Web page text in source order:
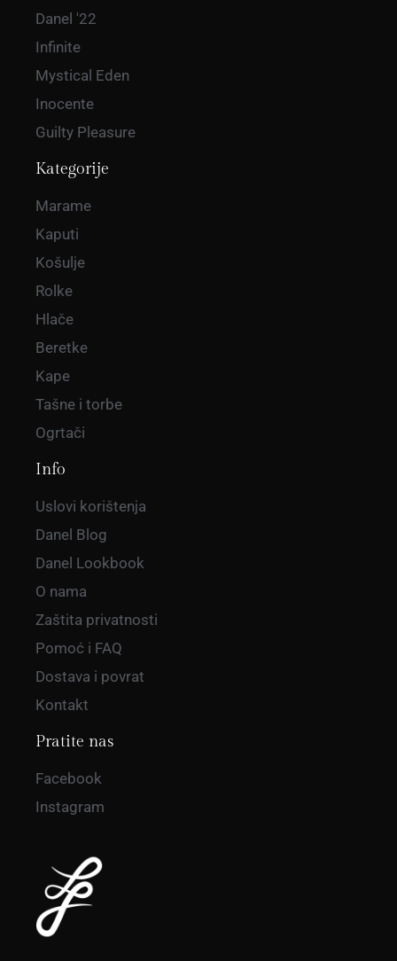
Danel '22
Infinite
Mystical Eden
Inocente
Guilty Pleasure
Kategorije
Marame
Kaputi
Košulje
Rolke
Hlače
Beretke
Kape
Tašne i torbe
Ogrtači
Info
Uslovi korištenja
Danel Blog
Danel Lookbook
O nama
Zaštita privatnosti
Pomoć i FAQ
Dostava i povrat
Kontakt
Pratite nas
Facebook
Instagram